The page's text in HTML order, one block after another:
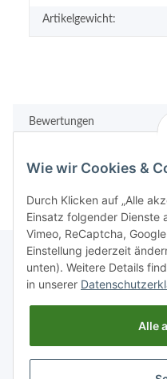
Artikelgewicht:
Bewertungen
Rechtliches
Wie wir Cookies &
Durch Klicken auf „Alle
Einsatz folgender Dienste
Vimeo, ReCaptcha,
Einstellung jederzeit
unten). Weitere Details
in unserer
Alle